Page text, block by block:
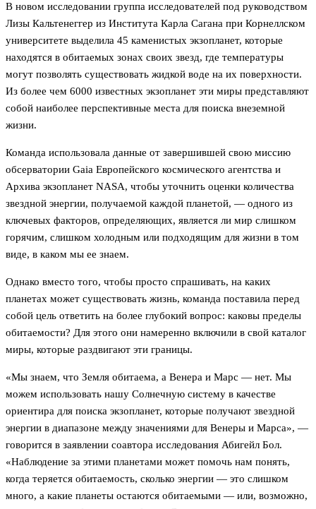
В новом исследовании группа исследователей под руководством
Лизы Кальтенеггер из Института Карла Сагана при Корнеллском
университете выделила 45 каменистых экзопланет, которые
находятся в обитаемых зонах своих звезд, где температуры
могут позволять существовать жидкой воде на их поверхности.
Из более чем 6000 известных экзопланет эти миры представляют
собой наиболее перспективные места для поиска внеземной
жизни.
Команда использовала данные от завершившей свою миссию
обсерватории Gaia Европейского космического агентства и
Архива экзопланет NASA, чтобы уточнить оценки количества
звездной энергии, получаемой каждой планетой, — одного из
ключевых факторов, определяющих, является ли мир слишком
горячим, слишком холодным или подходящим для жизни в том
виде, в каком мы ее знаем.
Однако вместо того, чтобы просто спрашивать, на каких
планетах может существовать жизнь, команда поставила перед
собой цель ответить на более глубокий вопрос: каковы пределы
обитаемости? Для этого они намеренно включили в свой каталог
миры, которые раздвигают эти границы.
«Мы знаем, что Земля обитаема, а Венера и Марс — нет. Мы
можем использовать нашу Солнечную систему в качестве
ориентира для поиска экзопланет, которые получают звездной
энергии в диапазоне между значениями для Венеры и Марса», —
говорится в заявлении соавтора исследования Абигейл Бол.
«Наблюдение за этими планетами может помочь нам понять,
когда теряется обитаемость, сколько энергии — это слишком
много, а какие планеты остаются обитаемыми — или, возможно,